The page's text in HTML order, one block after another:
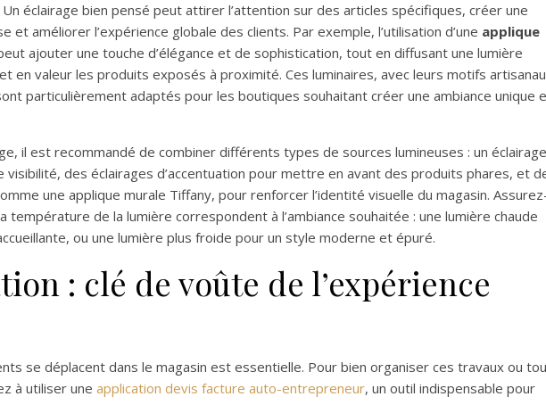
éclairage bien pensé peut attirer l’attention sur des articles spécifiques, créer une
et améliorer l’expérience globale des clients. Par exemple, l’utilisation d’une applique
ajouter une touche d’élégance et de sophistication, tout en diffusant une lumière
en valeur les produits exposés à proximité. Ces luminaires, avec leurs motifs
particulièrement adaptés pour les boutiques souhaitant créer une ambiance unique
il est recommandé de combiner différents types de sources lumineuses : un éclairage
visibilité, des éclairages d’accentuation pour mettre en avant des produits phares, et
une applique murale Tiffany, pour renforcer l’identité visuelle du magasin.
température de la lumière correspondent à l’ambiance souhaitée : une lumière chaude
ou une lumière plus froide pour un style moderne et épuré.
: clé de voûte de l’expérience
se déplacent dans le magasin est essentielle. Pour bien organiser ces travaux ou
à utiliser une application devis facture auto-entrepreneur, un outil indispensable pour